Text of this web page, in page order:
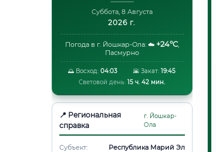
Суббота, 8 Августа
2026 г.
Погода в г. Йошкар-Ола: ☁️ +24°C,
Пасмурно
🌅 Восход: 04:03 🌇 Закат: 19:45
Световой день: 15 ч. 42 мин.
📍 Региональная
справка
г. Йошкар-
Ола
Субъект:
Республика Марий Эл